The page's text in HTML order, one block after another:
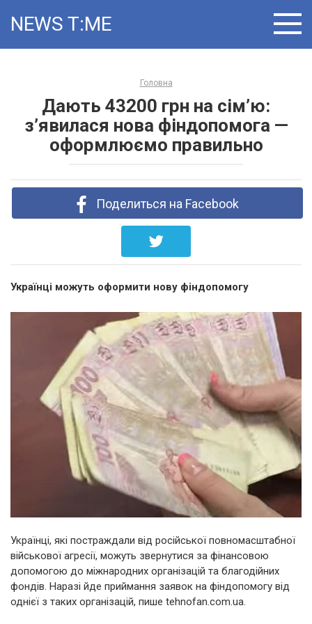
NEWS T:ME
Головна
Дають 43200 грн на сім’ю:
з’явилася нова фіндопомога —
оформлюємо правильно
Поделиться на Facebook
Українці можуть оформити нову фіндопомогу
Українці, які постраждали від російської повномасштабної
військової агресії, можуть звернутися за фінансовою
допомогою до міжнародних організацій та благодійних
фондів. Наразі йде приймання заявок на фіндопомогу від
однієї з таких організацій, пише tehnofan.com.ua.